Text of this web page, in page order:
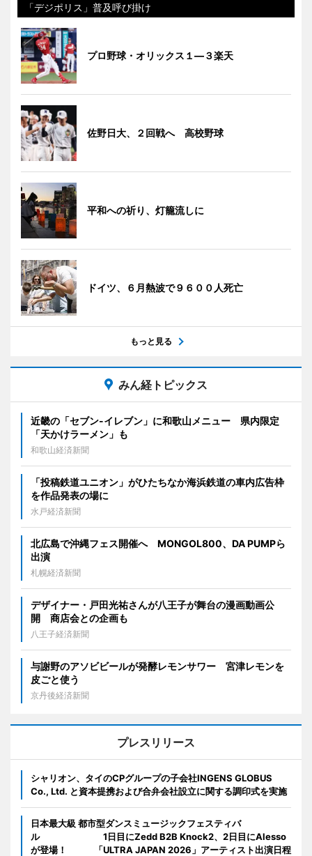
「デジポリス」普及呼び掛け
プロ野球・オリックス１―３楽天
佐野日大、２回戦へ 高校野球
平和への祈り、灯籠流しに
ドイツ、６月熱波で９６００人死亡
もっと見る
みん経トピックス
近畿の「セブン-イレブン」に和歌山メニュー 県内限定
「天かけラーメン」も
和歌山経済新聞
「投稿鉄道ユニオン」がひたちなか海浜鉄道の車内広告枠
を作品発表の場に
水戸経済新聞
北広島で沖縄フェス開催へ MONGOL800、DA PUMPら
出演
札幌経済新聞
デザイナー・戸田光祐さんが八王子が舞台の漫画動画公
開 商店会との企画も
八王子経済新聞
与謝野のアソビビールが発酵レモンサワー 宮津レモンを
皮ごと使う
京丹後経済新聞
プレスリリース
シャリオン、タイのCPグループの子会社INGENS GLOBUS
Co., Ltd. と資本提携および合弁会社設立に関する調印式を実施
日本最大級 都市型ダンスミュージックフェスティバ
ル 1日目にZedd B2B Knock2、2日目にAlesso
が登場！ 「ULTRA JAPAN 2026」アーティスト出演日程